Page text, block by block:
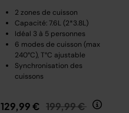
2 zones de cuisson
Capacité: 7.6L (2*3.8L)
Idéal 3 à 5 personnes
6 modes de cuisson (max
240°C), T°C ajustable
Synchronisation des
cuissons
129,99 € Prix réduit de
199,99 € au